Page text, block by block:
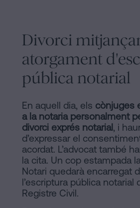
Divorci
atorgament
pública notarial
En aquell dia, els cònjuges
a la notaria personalment
divorci exprés notarial, i
d’expressar el
acordat. L’advocat també
la cita. Un cop estampada
Notari quedarà encarregat
l’escriptura pública notarial
Registre Civil.